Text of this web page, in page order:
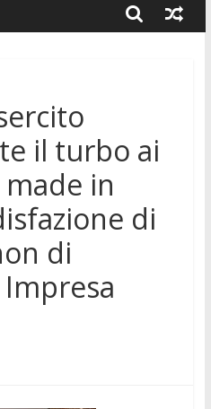
il turbo ai
in
di
di